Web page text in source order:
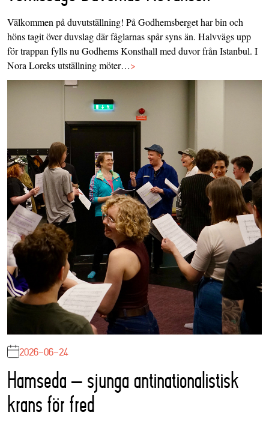
Välkommen på duvutställning! På Godhemsberget har bin och
höns tagit över duvslag där fåglarnas spår syns än. Halvvägs upp
för trappan fylls nu Godhems Konsthall med duvor från Istanbul. I
Nora Loreks utställning möter…>
2026-06-24
Hamseda – sjunga antinationalistisk
krans för fred